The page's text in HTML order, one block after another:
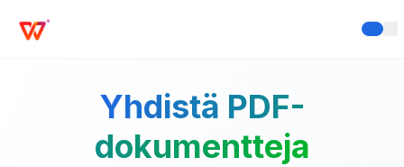
Yhdistä PDF-
dokumentteja